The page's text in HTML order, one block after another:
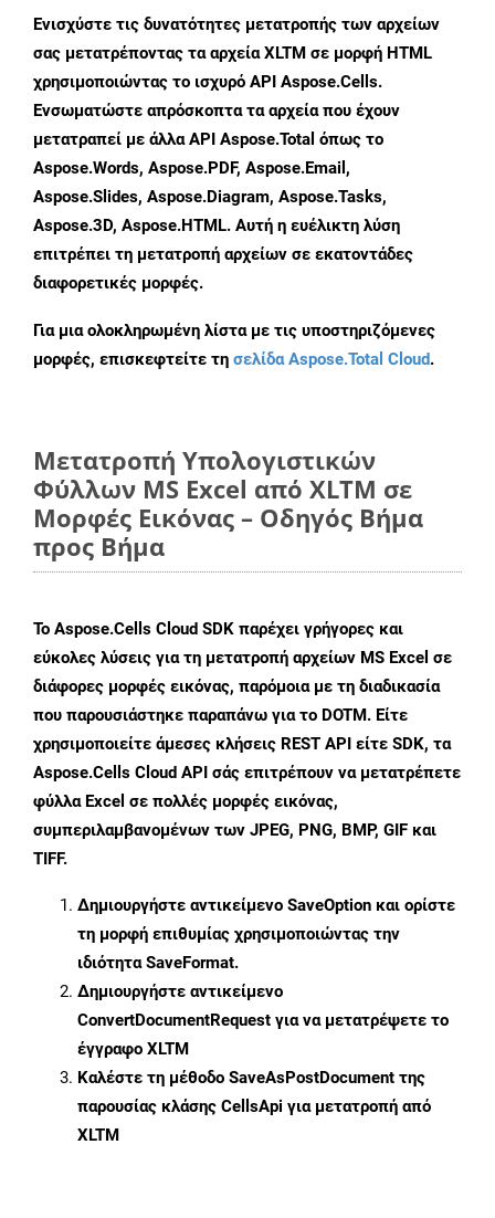
Ενισχύστε τις δυνατότητες μετατροπής των αρχείων
σας μετατρέποντας τα αρχεία XLTM σε μορφή HTML
χρησιμοποιώντας το ισχυρό API Aspose.Cells.
Ενσωματώστε απρόσκοπτα τα αρχεία που έχουν
μετατραπεί με άλλα API Aspose.Total όπως το
Aspose.Words, Aspose.PDF, Aspose.Email,
Aspose.Slides, Aspose.Diagram, Aspose.Tasks,
Aspose.3D, Aspose.HTML. Αυτή η ευέλικτη λύση
επιτρέπει τη μετατροπή αρχείων σε εκατοντάδες
διαφορετικές μορφές.
Για μια ολοκληρωμένη λίστα με τις υποστηριζόμενες
μορφές, επισκεφτείτε τη σελίδα Aspose.Total Cloud.
Μετατροπή Υπολογιστικών
Φύλλων MS Excel από XLTM σε
Μορφές Εικόνας – Οδηγός Βήμα
προς Βήμα
Το Aspose.Cells Cloud SDK παρέχει γρήγορες και
εύκολες λύσεις για τη μετατροπή αρχείων MS Excel σε
διάφορες μορφές εικόνας, παρόμοια με τη διαδικασία
που παρουσιάστηκε παραπάνω για το DOTM. Είτε
χρησιμοποιείτε άμεσες κλήσεις REST API είτε SDK, τα
Aspose.Cells Cloud API σάς επιτρέπουν να μετατρέπετε
φύλλα Excel σε πολλές μορφές εικόνας,
συμπεριλαμβανομένων των JPEG, PNG, BMP, GIF και
TIFF.
Δημιουργήστε αντικείμενο SaveOption και ορίστε
τη μορφή επιθυμίας χρησιμοποιώντας την
ιδιότηταSaveFormat.
Δημιουργήστε αντικείμενο
ConvertDocumentRequest για να μετατρέψετε το
έγγραφο XLTM
Καλέστε τη μέθοδο SaveAsPostDocument της
παρουσίας κλάσης CellsApi για μετατροπή από
XLTM